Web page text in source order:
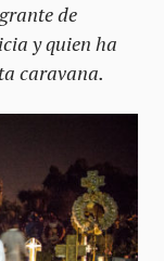
de
y quien ha
caravana.